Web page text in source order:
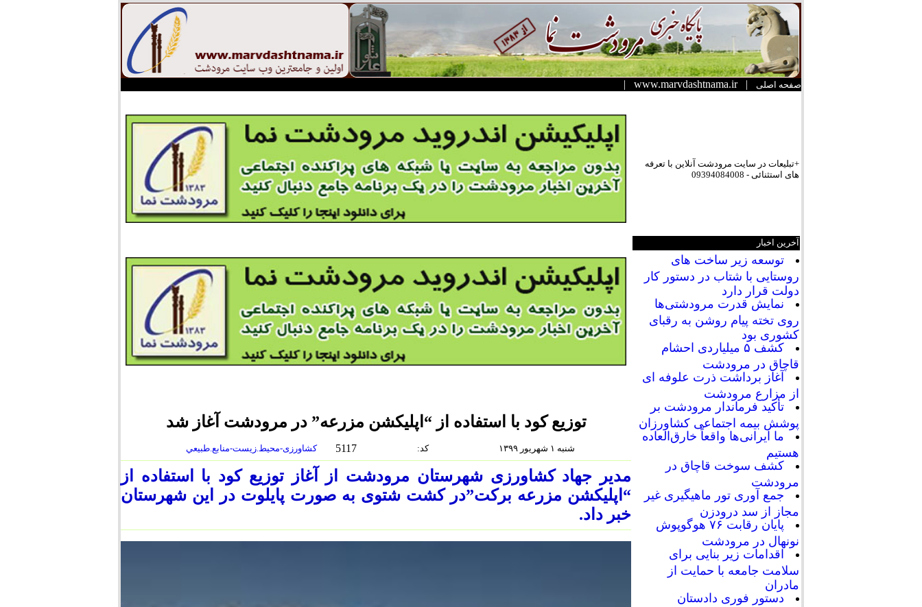
صفحه اصلی |
www.marvdashtnama.ir
|
+تبلیعات در سایت مرودشت آنلاین با تعرفه
های استثنائی - 09394084008
آخرین اخبار
توسعه زیر ساخت های
روستایی با شتاب در دستور کار
دولت قرار دارد
نمایش قدرت مرودشتی‌ها
روی تخته پیام روشن به رقبای
کشوری بود
کشف ۵ میلیاردی احشام
قاچاق در مرودشت
آغاز برداشت ذرت علوفه ای
از مزارع مرودشت
تأکید فرماندار مرودشت بر
پوشش بیمه اجتماعی کشاورزان
ما ایرانی‌ها واقعاً خارق‌العاده
هستیم
کشف سوخت قاچاق در
مرودشت
جمع آوری تور ماهیگیری غیر
مجاز از سد درودزن
پایان رقابت‌ ۷۶ هوگوپوش
نونهال در مرودشت
اقدامات زیر بنایی برای
سلامت جامعه با حمایت از
مادران
دستور فوری دادستان
توزیع کود با استفاده از “اپلیکشن مزرعه” در مرودشت آغاز شد
کشاورزی-محيط.زيست-منابع.طبيعي 5117 :كد شنبه ۱ شهریور ۱۳۹۹
مدیر جهاد کشاورزی شهرستان مرودشت از آغاز توزیع کود با استفاده از
“اپلیکشن مزرعه برکت”در کشت شتوی به صورت پایلوت در این شهرستان
خبر داد.